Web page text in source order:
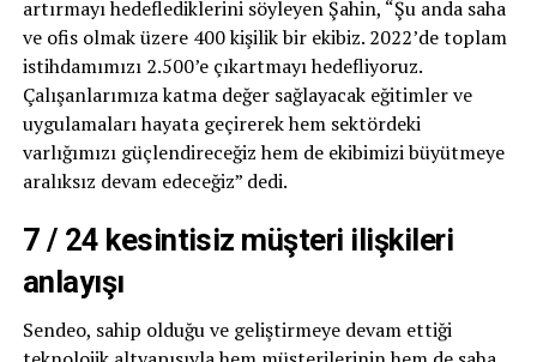
artırmayı hedeflediklerini söyleyen Şahin, “Şu anda saha
ve ofis olmak üzere 400 kişilik bir ekibiz. 2022’de toplam
istihdamımızı 2.500’e çıkartmayı hedefliyoruz.
Çalışanlarımıza katma değer sağlayacak eğitimler ve
uygulamaları hayata geçirerek hem sektördeki
varlığımızı güçlendireceğiz hem de ekibimizi büyütmeye
aralıksız devam edeceğiz” dedi.
7 / 24 kesintisiz müşteri ilişkileri
anlayışı
Sendeo, sahip olduğu ve geliştirmeye devam ettiği